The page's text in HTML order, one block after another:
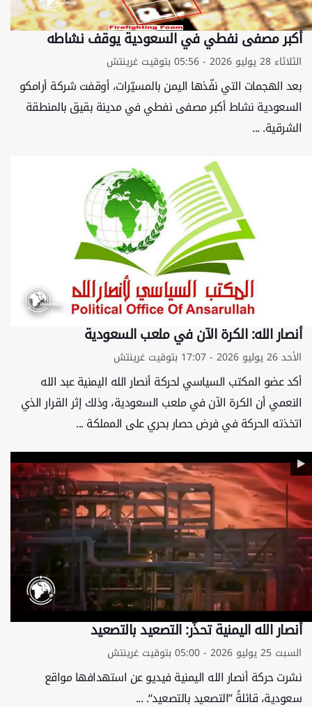
أكبر مصفى نفطي في السعودية يوقف نشاطه
الثلاثاء 28 يوليو 2026 - 05:56 بتوقيت غرينتش
بعد الهجمات التي نفّذها اليمن بالمسيّرات، أوقفت شركة أرامكو
السعودية نشاط أكبر مصفى نفطي في مدينة بقيق بالمنطقة
الشرقية. ...
أنصار الله: الكرة الآن في ملعب السعودية
الأحد 26 يوليو 2026 - 17:07 بتوقيت غرينتش
أكد عضو المكتب السياسي لحركة أنصار الله اليمنية عبد الله
النعمي أن الكرة الآن في ملعب السعودية، وذلك إثر القرار الذي
اتخذته الحركة في فرض حصار بحري على المملكة ...
أنصار الله اليمنية تحذّر: التصعيد بالتصعيد
السبت 25 يوليو 2026 - 05:00 بتوقيت غرينتش
نشرت حركة أنصار الله اليمنية فيديو عن استهدافها مواقع
سعودية، قائلةً ’’التصعيد بالتصعيد‘‘. ...